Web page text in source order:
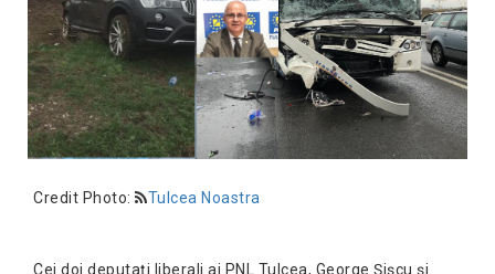
Credit Photo: Tulcea Noastra
Cei doi deputaţi liberali ai PNL Tulcea, George Șișcu şi